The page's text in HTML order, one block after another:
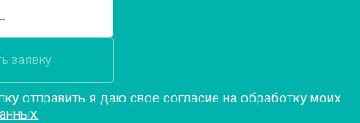
заявку
отправить я даю свое согласие на обработку моих